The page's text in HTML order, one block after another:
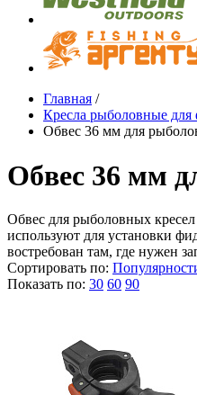
Главная /
Кресла рыболовные для
Обвес 36 мм для
Обвес 36 мм
Обвес для рыболовных
используют для установки
востребован там, где нужен
Сортировать по:
Показать по: 30 60 90